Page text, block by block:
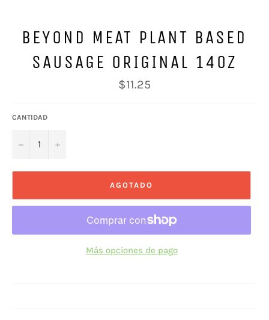
BEYOND MEAT PLANT BASED
SAUSAGE ORIGINAL 14OZ
Precio
habitual
$11.25
CANTIDAD
− +
AGOTADO
Más opciones de pago